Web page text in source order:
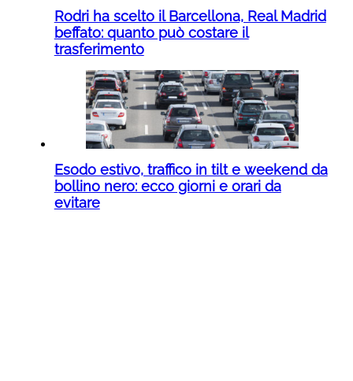
Rodri ha scelto il Barcellona, Real Madrid
beffato: quanto può costare il
trasferimento
Esodo estivo, traffico in tilt e weekend da
bollino nero: ecco giorni e orari da
evitare